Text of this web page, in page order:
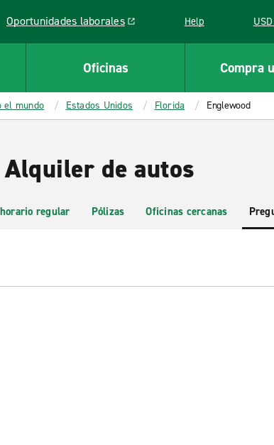
Oportunidades laborales
Link opens in a new window Help
Oficinas Compra
el mundo Estados Unidos Florida Englewood
de autos
regular Pólizas Oficinas cercanas